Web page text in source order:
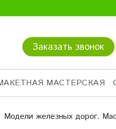
Заказать звонок
МАСТЕРСКАЯ
Модели железных дорог.